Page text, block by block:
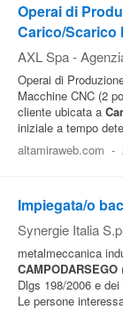
Operai di
Carico/Scarico
AXL Spa -
Operai di
Macchine CNC (2
cliente ubicata a
iniziale a tempo
altamiraweb.com -
Impiegata/o
Synergie Italia
metalmeccanica
CAMPODARSEGO
Dlgs 198/2006 e
Le persone